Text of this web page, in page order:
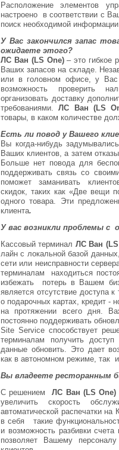
Расположение элементов
настроено в соответствии с
поиск необходимой
У Вас закончился запас
ожидаете этого?
ЛС Ван (LS One)– это гибкое
Ваших запасов на складе.
или в головном офисе, у Вас
возможность проверить
организовать доставку
требованиями.ЛС Ван (LS
товары, в каком количестве
Есть ли повод у Вашего
Вы когда-нибудь
Ваших клиентов, а затем
Больше нет повода для
поддерживать связь со
поможет заманивать
скидок, таких как «Две вещи
одного товара. Эти
клиента.
У вас возникли проблемы с
Кассовый терминал ЛС Ван (
лайн с локальной базой
сети или неисправности
терминалам находиться
избежать потерь в Вашем
является отсутствие доступа
о подарочных картах, кредит -
на протяжении всего дня.
постоянно поддерживать
Site Service способствует
терминалам получить
данные обновить. Это дает
как в автономном режиме, так
Вы владеете ресторанным
С решениемЛС Ван (LS One)
увеличить скорость
автоматической распечатки
в себя такие
и возможность разбивки
позволяет Вашему